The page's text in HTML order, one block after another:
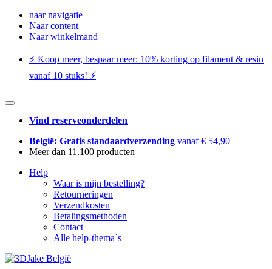
naar navigatie
Naar content
Naar winkelmand
⚡️ Koop meer, bespaar meer: ​​10% korting op filament & resin
vanaf 10 stuks! ⚡️
Vind reserveonderdelen
België: Gratis standaardverzending vanaf € 54,90
Meer dan 11.100 producten
Help
Waar is mijn bestelling?
Retourneringen
Verzendkosten
Betalingsmethoden
Contact
Alle help-thema`s